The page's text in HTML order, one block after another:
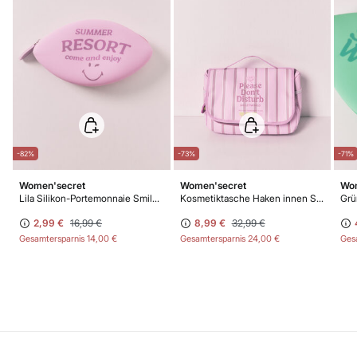
-82%
Women'secret
Lila Silikon-Portemonnaie SmileyWorld®
2,99 € 16,99 €
Gesamtersparnis 14,00 €
-73%
Women'secret
Kosmetiktasche Haken innen SmileyWorld®
8,99 € 32,99 €
Gesamtersparnis 24,00 €
-71%